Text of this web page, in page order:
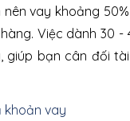
vay khoảng
Việc dành 30 -
bạn cân đối
khoản vay